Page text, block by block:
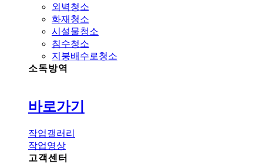
외벽청소
화재청소
시설물청소
침수청소
지붕배수로청소
소독방역
바로가기
작업갤러리
작업영상
고객센터